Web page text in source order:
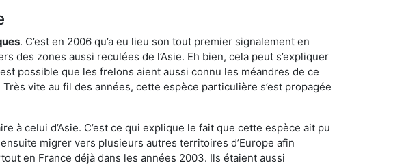
. C’est en 2006 qu’a eu lieu son tout premier signalement en
des zones aussi reculées de l’Asie. Eh bien, cela peut s’expliquer
possible que les frelons aient aussi connu les méandres de ce
vite au fil des années, cette espèce particulière s’est propagée
celui d’Asie. C’est ce qui explique le fait que cette espèce ait pu
migrer vers plusieurs autres territoires d’Europe afin
en France déjà dans les années 2003. Ils étaient aussi